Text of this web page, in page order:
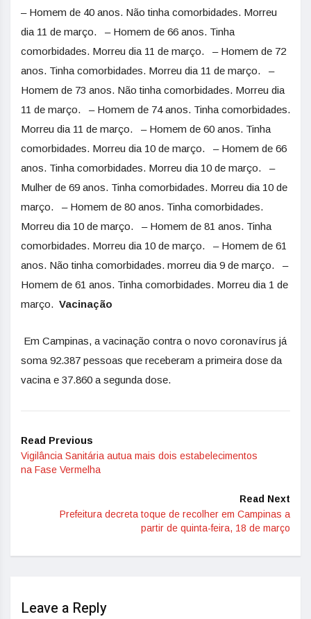
– Homem de 40 anos. Não tinha comorbidades. Morreu
dia 11 de março. – Homem de 66 anos. Tinha
comorbidades. Morreu dia 11 de março. – Homem de 72
anos. Tinha comorbidades. Morreu dia 11 de março. –
Homem de 73 anos. Não tinha comorbidades. Morreu dia
11 de março. – Homem de 74 anos. Tinha comorbidades.
Morreu dia 11 de março. – Homem de 60 anos. Tinha
comorbidades. Morreu dia 10 de março. – Homem de 66
anos. Tinha comorbidades. Morreu dia 10 de março. –
Mulher de 69 anos. Tinha comorbidades. Morreu dia 10 de
março. – Homem de 80 anos. Tinha comorbidades.
Morreu dia 10 de março. – Homem de 81 anos. Tinha
comorbidades. Morreu dia 10 de março. – Homem de 61
anos. Não tinha comorbidades. morreu dia 9 de março. –
Homem de 61 anos. Tinha comorbidades. Morreu dia 1 de
março. Vacinação
Em Campinas, a vacinação contra o novo coronavírus já
soma 92.387 pessoas que receberam a primeira dose da
vacina e 37.860 a segunda dose.
Read Previous
Vigilância Sanitária autua mais dois estabelecimentos
na Fase Vermelha
Read Next
Prefeitura decreta toque de recolher em Campinas a
partir de quinta-feira, 18 de março
Leave a Reply